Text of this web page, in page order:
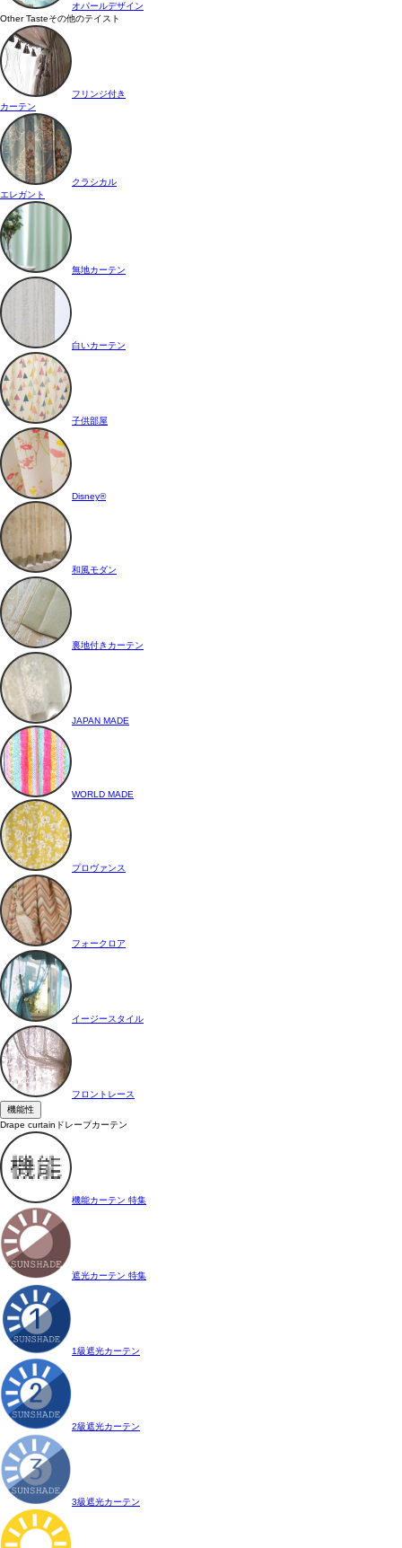
オパールデザイン
Other Tasteその他のテイスト
フリンジ付き
カーテン
クラシカル
エレガント
無地カーテン
白いカーテン
子供部屋
Disney®
和風モダン
裏地付きカーテン
JAPAN MADE
WORLD MADE
プロヴァンス
フォークロア
イージースタイル
フロントレース
機能性
Drape curtain ドレープカーテン
機能カーテン 特集
遮光カーテン 特集
1級遮光カーテン
2級遮光カーテン
3級遮光カーテン